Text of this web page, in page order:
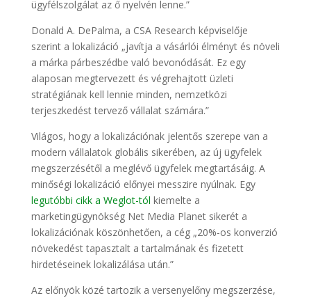
ügyfélszolgálat az ő nyelvén lenne.”
Donald A. DePalma, a CSA Research képviselője
szerint a lokalizáció „javítja a vásárlói élményt és növeli
a márka párbeszédbe való bevonódását. Ez egy
alaposan megtervezett és végrehajtott üzleti
stratégiának kell lennie minden, nemzetközi
terjeszkedést tervező vállalat számára.”
Világos, hogy a lokalizációnak jelentős szerepe van a
modern vállalatok globális sikerében, az új ügyfelek
megszerzésétől a meglévő ügyfelek megtartásáig. A
minőségi lokalizáció előnyei messzire nyúlnak. Egy
legutóbbi cikk a Weglot-tól kiemelte a
marketingügynökség Net Media Planet sikerét a
lokalizációnak köszönhetően, a cég „20%-os konverzió
növekedést tapasztalt a tartalmának és fizetett
hirdetéseinek lokalizálása után.”
Az előnyök közé tartozik a versenyelőny megszerzése,